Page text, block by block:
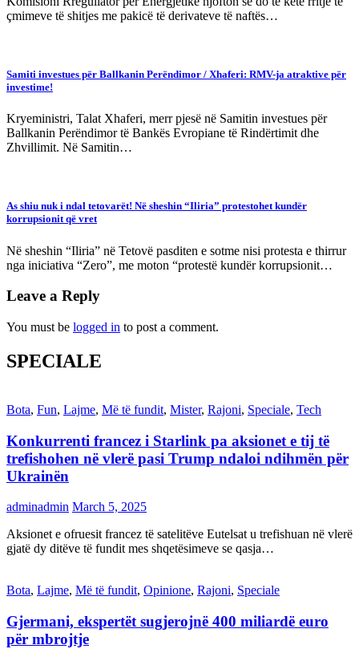
çmimeve të shitjes me pakicë të derivateve të naftës…
Samiti investues për Ballkanin Perëndimor / Xhaferi: RMV-ja atraktive për
investime!
Kryeministri, Talat Xhaferi, merr pjesë në Samitin investues për
Ballkanin Perëndimor të Bankës Evropiane të Rindërtimit dhe
Zhvillimit. Në Samitin…
As shiu nuk i ndal tetovarët! Në sheshin “Iliria” protestohet kundër
korrupsionit që vret
Në sheshin “Iliria” në Tetovë pasditen e sotme nisi protesta e thirrur
nga iniciativa “Zero”, me moton “protestë kundër korrupsionit…
Leave a Reply
You must be logged in to post a comment.
SPECIALE
Bota, Fun, Lajme, Më të fundit, Mister, Rajoni, Speciale, Tech
Konkurrenti francez i Starlink pa aksionet e tij të
trefishohen në vlerë pasi Trump ndaloi ndihmën për
Ukrainën
adminadmin March 5, 2025
Aksionet e ofruesit francez të satelitëve Eutelsat u trefishuan në vlerë
gjatë dy ditëve të fundit mes shqetësimeve se qasja…
Bota, Lajme, Më të fundit, Opinione, Rajoni, Speciale
Gjermani, ekspertët sugjerojnë 400 miliardë euro
për mbrojtje